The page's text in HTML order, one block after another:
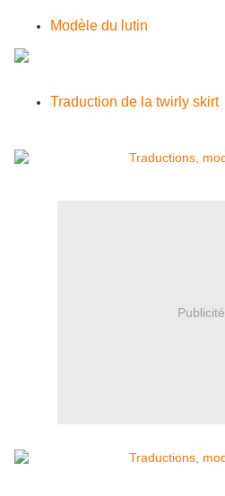
Modèle du lutin
Traduction de la twirly skirt
Publicité